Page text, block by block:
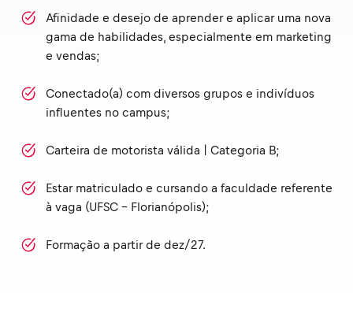
Afinidade e desejo de aprender e aplicar uma nova
gama de habilidades, especialmente em marketing
e vendas;
Conectado(a) com diversos grupos e indivíduos
influentes no campus;
Carteira de motorista válida | Categoria B;
Estar matriculado e cursando a faculdade referente
à vaga (UFSC - Florianópolis);
Formação a partir de dez/27.